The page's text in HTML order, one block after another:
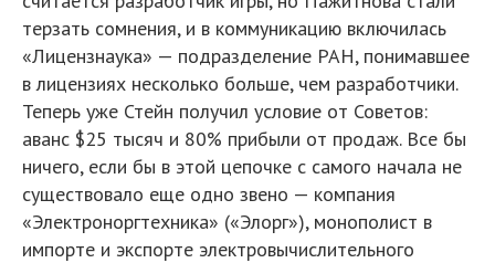
терзать сомнения, и в коммуникацию включилась
«Лицензнаука» — подразделение РАН, понимавшее
в лицензиях несколько больше, чем разработчики.
Теперь уже Стейн получил условие от Советов:
аванс $25 тысяч и 80% прибыли от продаж. Все бы
ничего, если бы в этой цепочке с самого начала не
существовало еще одно звено — компания
«Электроноргтехника» («Элорг»), монополист в
импорте и экспорте электровычислительного